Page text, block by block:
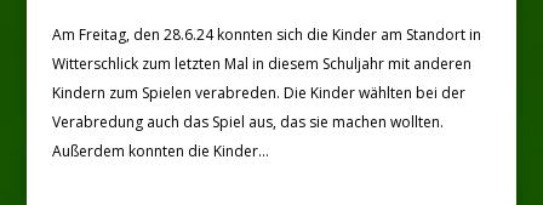
Am Freitag, den 28.6.24 konnten sich die Kinder am Standort in
Witterschlick zum letzten Mal in diesem Schuljahr mit anderen
Kindern zum Spielen verabreden. Die Kinder wählten bei der
Verabredung auch das Spiel aus, das sie machen wollten.
Außerdem konnten die Kinder...